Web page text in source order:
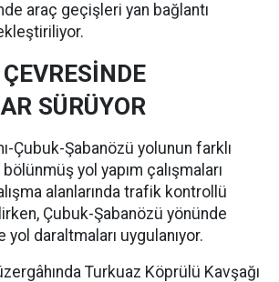
araç geçişleri yan bağlantı
SÜRÜYOR
Çubuk-Şabanözü yolunun farklı
yol yapım çalışmaları
alanlarında trafik kontrollü
Çubuk-Şabanözü yönünde
daraltmaları uygulanıyor.
Turkuaz Köprülü Kavşağı